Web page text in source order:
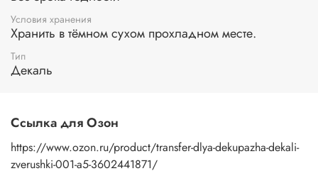
помощью губки или спонжа, подождите 10 секунд, дайте
основе пропитаться водой. Затем приложите
изображение к поверхности и, плотно прижимая
пальцами бумажную основу, сдвигаете ее на себя.
Рисунок остается на изделии. Сразу после нанесения
изображение любым покрывным лаком. Отлично
подойдет акриловый лак на водной основе, матовый,
глянцевый, полуглянцевый.
Условия хранения
Хранить в тёмном сухом прохладном месте.
Тип
Декаль
Ссылка для Озон
https://www.ozon.ru/product/transfer-dlya-dekupazha-dekali-
zverushki-001-a5-3602441871/